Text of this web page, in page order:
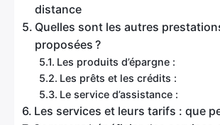
distance
Quelles sont les autres
proposées ?
Les produits d’épargne :
Les prêts et les crédits :
Le service d’assistance :
Les services et leurs tarifs : que